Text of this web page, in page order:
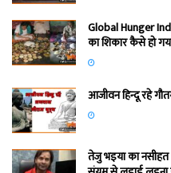
Global Hunger
का शिकार कैसे हो
आजीवन हिन्दू रहे
तेजु भइया का